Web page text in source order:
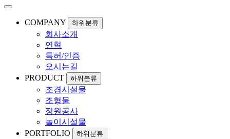
COMPANY 하위분류
회사소개
연혁
특허/인증
오시는길
PRODUCT
하위분류
조경시설물
조형물
정원공사
놀이시설물
PORTFOLIO
하위분류